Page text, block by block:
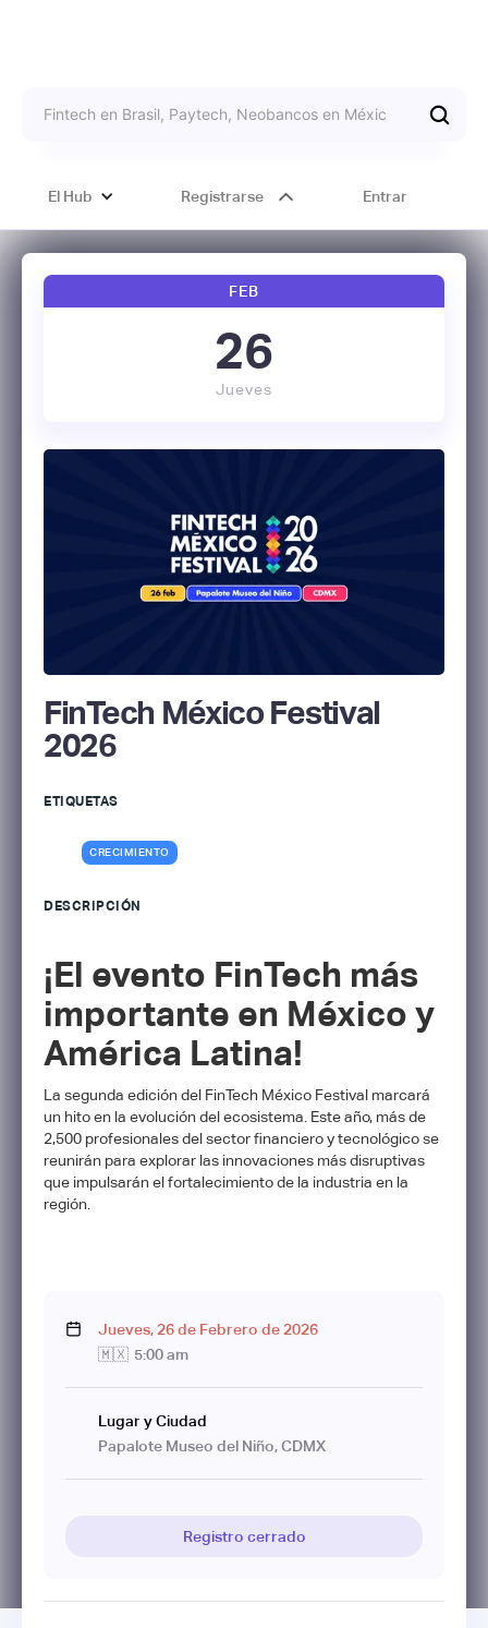
El Hub Registrarse Entrar
FEB
26
Jueves
FinTech México Festival
2026
ETIQUETAS
CRECIMIENTO
DESCRIPCIÓN
¡El evento FinTech más
importante en México y
América Latina!
La segunda edición del FinTech México Festival marcará
un hito en la evolución del ecosistema. Este año, más de
2,500 profesionales del sector financiero y tecnológico se
reunirán para explorar las innovaciones más disruptivas
que impulsarán el fortalecimiento de la industria en la
región.
Jueves, 26de Febrero de 2026
🇲🇽 5:00 am
Lugar y Ciudad
Papalote Museo del Niño, CDMX
Registro cerrado